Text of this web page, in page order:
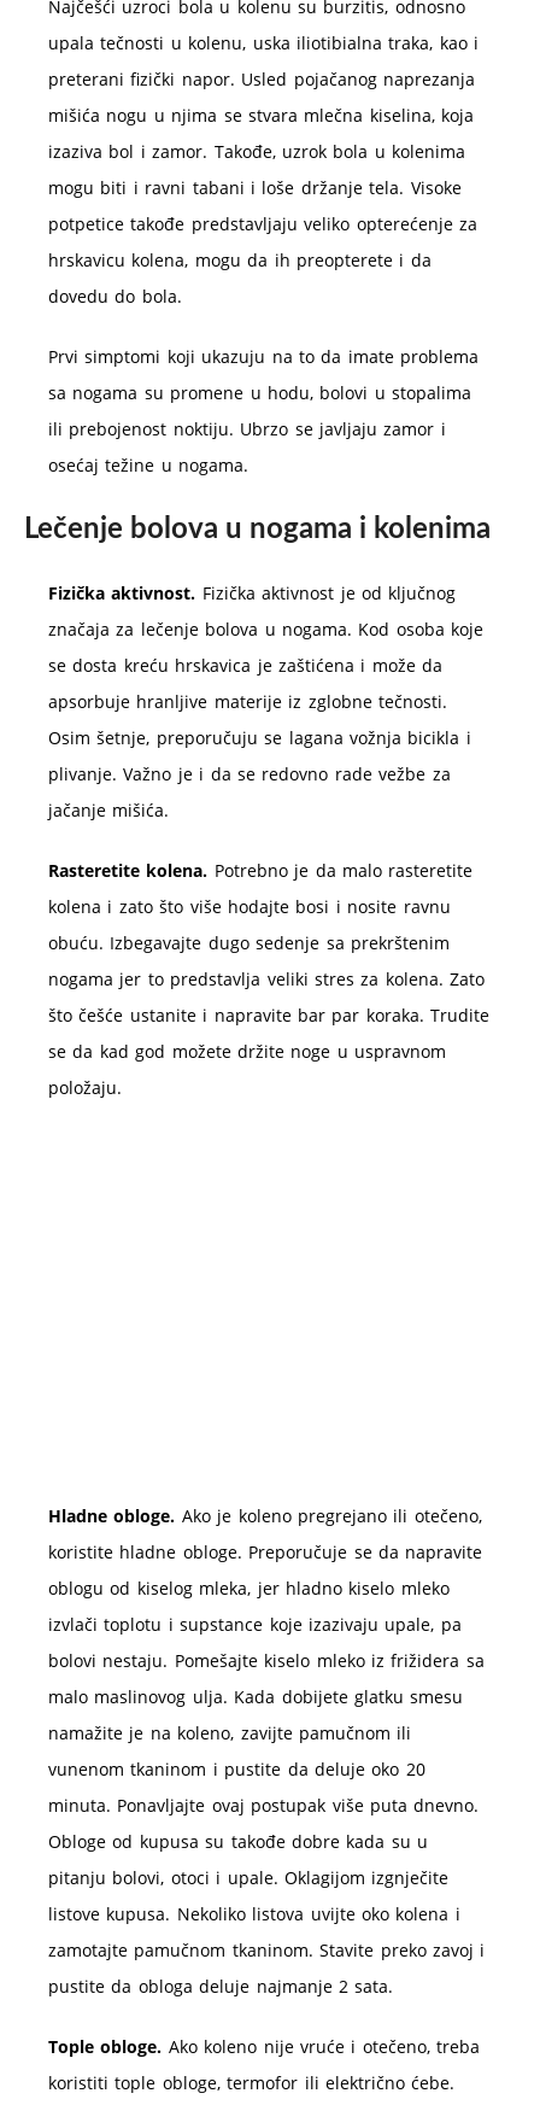
Najčešći uzroci bola u kolenu su burzitis, odnosno
upala tečnosti u kolenu, uska iliotibialna traka, kao i
preterani fizički napor. Usled pojačanog naprezanja
mišića nogu u njima se stvara mlečna kiselina, koja
izaziva bol i zamor. Takođe, uzrok bola u kolenima
mogu biti i ravni tabani i loše držanje tela. Visoke
potpetice takođe predstavljaju veliko opterećenje za
hrskavicu kolena, mogu da ih preopterete i da
dovedu do bola.
Prvi simptomi koji ukazuju na to da imate problema
sa nogama su promene u hodu, bolovi u stopalima
ili prebojenost noktiju. Ubrzo se javljaju zamor i
osećaj težine u nogama.
Lečenje bolova u nogama i kolenima
Fizička aktivnost. Fizička aktivnost je od ključnog
značaja za lečenje bolova u nogama. Kod osoba koje
se dosta kreću hrskavica je zaštićena i može da
apsorbuje hranljive materije iz zglobne tečnosti.
Osim šetnje, preporučuju se lagana vožnja bicikla i
plivanje. Važno je i da se redovno rade vežbe za
jačanje mišića.
Rasteretite kolena. Potrebno je da malo rasteretite
kolena i zato što više hodajte bosi i nosite ravnu
obuću. Izbegavajte dugo sedenje sa prekrštenim
nogama jer to predstavlja veliki stres za kolena. Zato
što češće ustanite i napravite bar par koraka. Trudite
se da kad god možete držite noge u uspravnom
položaju.
Hladne obloge. Ako je koleno pregrejano ili otečeno,
koristite hladne obloge. Preporučuje se da napravite
oblogu od kiselog mleka, jer hladno kiselo mleko
izvlači toplotu i supstance koje izazivaju upale, pa
bolovi nestaju. Pomešajte kiselo mleko iz frižidera sa
malo maslinovog ulja. Kada dobijete glatku smesu
namažite je na koleno, zavijte pamučnom ili
vunenom tkaninom i pustite da deluje oko 20
minuta. Ponavljajte ovaj postupak više puta dnevno.
Obloge od kupusa su takođe dobre kada su u
pitanju bolovi, otoci i upale. Oklagijom izgnječite
listove kupusa. Nekoliko listova uvijte oko kolena i
zamotajte pamučnom tkaninom. Stavite preko zavoj i
pustite da obloga deluje najmanje 2 sata.
Tople obloge. Ako koleno nije vruće i otečeno, treba
koristiti tople obloge, termofor ili električno ćebe.